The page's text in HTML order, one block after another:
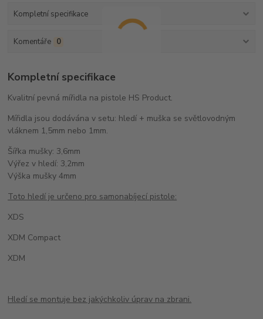
Kompletní specifikace
Komentáře 0
Kompletní specifikace
Kvalitní pevná mířidla na pistole HS Product.
Mířidla jsou dodávána v setu: hledí + muška se světlovodným
vláknem 1,5mm nebo 1mm.
Šířka mušky: 3,6mm
Výřez v hledí: 3,2mm
Výška mušky 4mm
Toto hledí je určeno pro samonabíjecí pistole:
XDS
XDM Compact
XDM
Hledí se montuje bez jakýchkoliv úprav na zbrani.